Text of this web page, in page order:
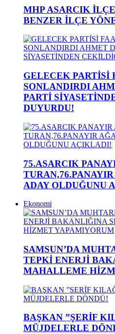
MHP ASARCIK
BENZER İLÇE
GELECEK
SONLANDIRDI
PARTİ
DUYURDU!
75.ASARCIK
ADAY OLDUĞUNU
Ekonomi
SAMSUN’DA
TEPKİ ENERJİ
MAHALLEME
BAŞKAN ”ŞERİF
MÜJDELERLE